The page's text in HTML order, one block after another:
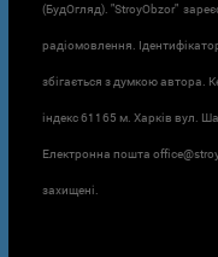
(БудОгляд). "StroyObzor"
радіомовлення.
збігається з думкою автора.
індекс 61165 м. Харків вул.
Електронна пошта
захищені.